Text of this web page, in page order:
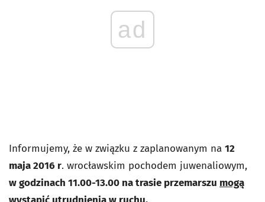
ad
Informujemy, że w związku z zaplanowanym na 12
maja 2016 r. wrocławskim pochodem juwenaliowym,
w godzinach 11.00-13.00 na trasie przemarszu mogą